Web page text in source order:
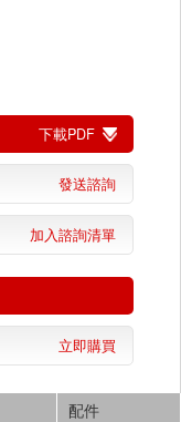
下載PDF
發送諮詢
加入諮詢清單
立即購買
配件